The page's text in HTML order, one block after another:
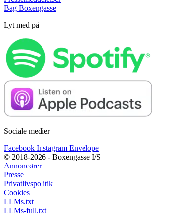
Bag Boxengasse
Lyt med på
Sociale medier
Facebook Instagram Envelope
© 2018-2026 - Boxengasse I/S
Annoncører
Presse
Privatlivspolitik
Cookies
LLMs.txt
LLMs-full.txt